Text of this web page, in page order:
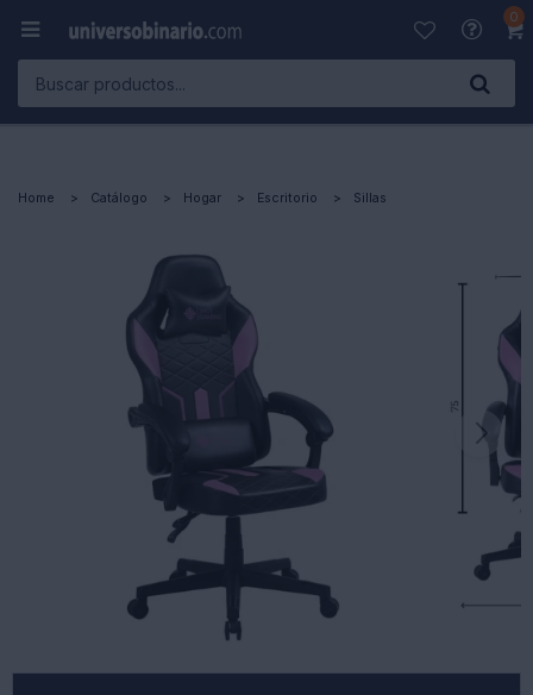
0

Home Catálogo Hogar Escritorio Sillas